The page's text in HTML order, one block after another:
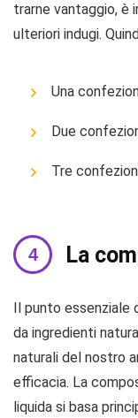
trarne vantaggio, è
ulteriori indugi.
Una
Due
Tre
La
Il punto
da ingredienti
naturali del nostro
efficacia. La
liquida si basa